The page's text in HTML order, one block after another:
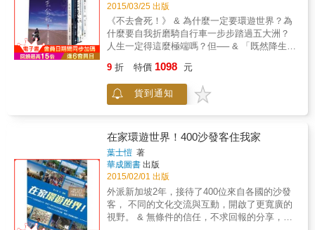
2015/03/25 出版
《不去會死！》 & 為什麼一定要環遊世界？為
什麼要自我折磨騎自行車一步步踏過五大洲？
人生一定得這麼極端嗎？但── & 「既然降生到
尋找自己最珍貴的寶物。」作者如是說。 &
「好幾次幻想在異國廣闊的土地上騎車，內心
激動不已。可是這計畫的規模太過龐大，很不
情，迎接日本一周之旅的最後一天。 終於到達
神戶的美利堅波止場，停好自行車。大海沐浴
在午後的陽光中，無數白色光點跳躍，我坐在
長椅上，茫然凝視著閃爍舞動的光點。 剎那
間，我好想環遊世界。 一起心動念，身體就蠢
蠢欲動，坐立難安。 『既然生到這世界上，不
就要盡量發揮嗎？』 感受到我生命中的「活
著」與「可能性」緊緊聯繫，就像陽光終於照
9 折 特價 1098 元
貨到通知
在家環遊世界！400沙發客住我家
葉士愷 著
華成圖書 出版
2015/02/01 出版
外派新加坡2年，接待了400位來自各國的沙發
客， 不同的文化交流與互動，開啟了更寬廣的
視野。 & 無條件的信任，不求回報的分享，讓